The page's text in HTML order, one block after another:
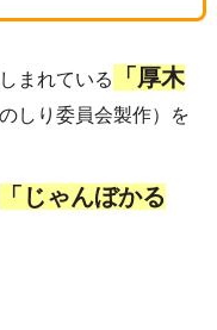
まれている
「厚木
しり委員会製作）を
「じゃんぼかる